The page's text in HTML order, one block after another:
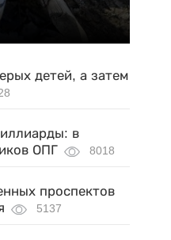
детей, а затем
в
ОПГ
8018
проспектов
5137